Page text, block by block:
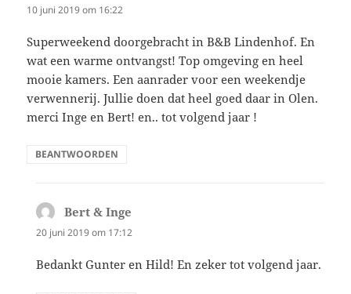
10 juni 2019 om 16:22
Superweekend doorgebracht in B&B Lindenhof. En
wat een warme ontvangst! Top omgeving en heel
mooie kamers. Een aanrader voor een weekendje
verwennerij. Jullie doen dat heel goed daar in Olen.
merci Inge en Bert! en.. tot volgend jaar !
BEANTWOORDEN
Bert & Inge
20 juni 2019 om 17:12
Bedankt Gunter en Hild! En zeker tot volgend jaar.